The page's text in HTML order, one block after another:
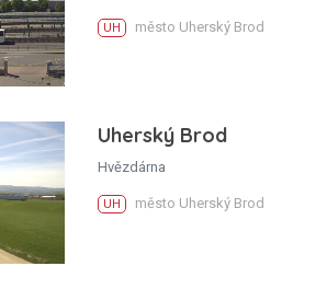
UH město Uherský Brod
Uherský Brod
Hvězdárna
UH město Uherský Brod